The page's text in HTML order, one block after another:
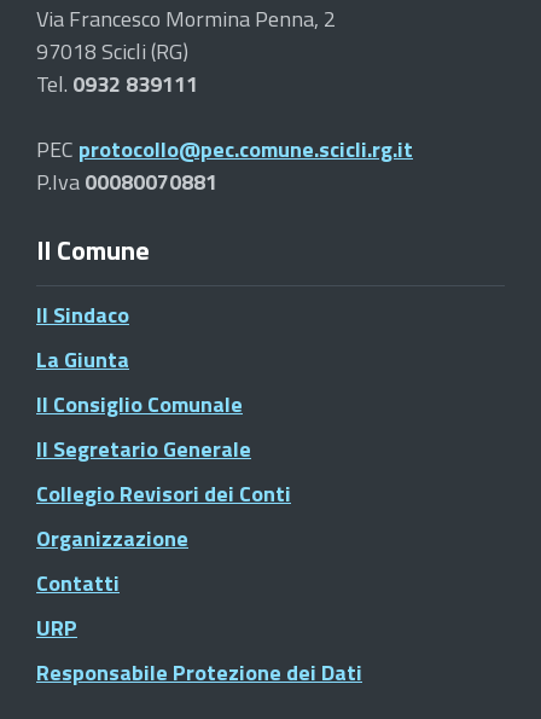
Via Francesco Mormina Penna, 2
97018 Scicli (RG)
Tel. 0932 839111
PEC protocollo@pec.comune.scicli.rg.it
P.Iva00080070881
Il Comune
Il Sindaco
La Giunta
Il Consiglio Comunale
Il Segretario Generale
Collegio Revisori dei Conti
Organizzazione
Contatti
URP
Responsabile Protezione dei Dati